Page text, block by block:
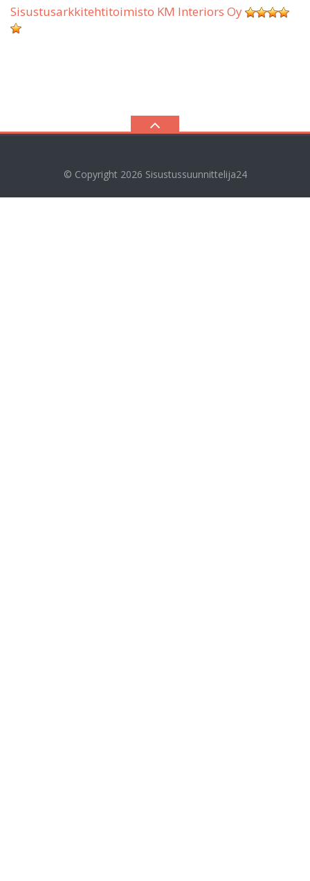
Sisustusarkkitehtitoimisto KM Interiors Oy
© Copyright 2026 Sisustussuunnittelija24